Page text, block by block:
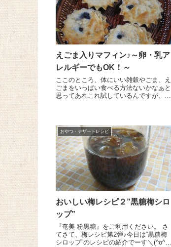
えごま入りマフィン♪～卵・乳ア
レルギーでもOK！～
ここのところ、体にいい雑穀やごま、え
ごまをいっぱい食べる方法ないかなぁと
思ってあれこれ試しているんですが、え
シロップ...
おやつ・デザートレシピ
おいしい梅レシピ２”黒糖梅シロ
ップ”
『奄美 粉黒糖』をご利用ください。 さ
てさて、梅レシピ第2弾♪今日は”黒糖梅
シロップ”のレシピの紹介でーす＼(^o^)